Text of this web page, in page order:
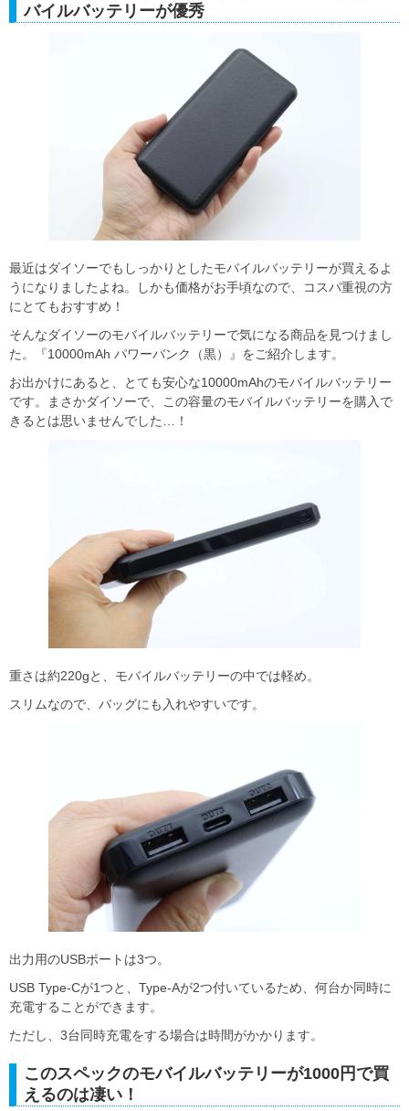
バイルバッテリーが優秀
最近はダイソーでもしっかりとしたモバイルバッテリーが買えるよ
うになりましたよね。しかも価格がお手頃なので、コスパ重視の方
にとてもおすすめ！
そんなダイソーのモバイルバッテリーで気になる商品を見つけまし
た。『10000mAh パワーバンク（黒）』をご紹介します。
お出かけにあると、とても安心な10000mAhのモバイルバッテリー
です。まさかダイソーで、この容量のモバイルバッテリーを購入で
きるとは思いませんでした…！
重さは約220gと、モバイルバッテリーの中では軽め。
スリムなので、バッグにも入れやすいです。
出力用のUSBポートは3つ。
USB Type-Cが1つと、Type-Aが2つ付いているため、何台か同時に
充電することができます。
ただし、3台同時充電をする場合は時間がかかります。
このスペックのモバイルバッテリーが1000円で買
えるのは凄い！